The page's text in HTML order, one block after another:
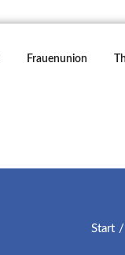
Frauenunion
Start